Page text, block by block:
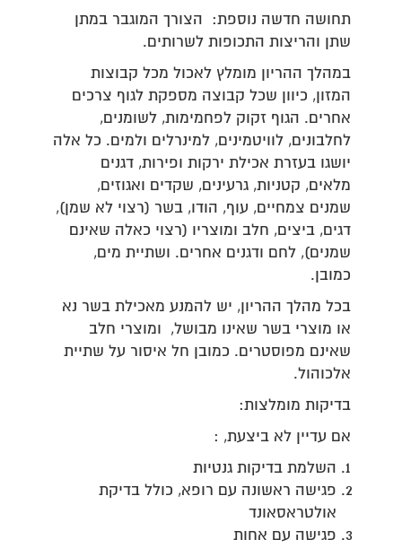
תחושה חדשה נוספת: הצורך המוגבר במתן
שתן והריצות התכופות לשרותים.
במהלך ההריון מומלץ לאכול מכל קבוצות
המזון, כיוון שכל קבוצה מספקת לגוף צרכים
אחרים. הגוף זקוק לפחמימות, לשומנים,
לחלבונים, לוויטמינים, למינרלים ולמים. כל אלה
יושגו בעזרת אכילת ירקות ופירות, דגנים
מלאים, קטניות, גרעינים, שקדים ואגוזים,
שמנים צמחיים, עוף, הודו, בשר (רצוי לא שמן),
דגים, ביצים, חלב ומוצריו (רצוי כאלה שאינם
שמנים), לחם ודגנים אחרים. ושתיית מים,
כמובן.
בכל מהלך ההריון, יש להמנע מאכילת בשר נא
או מוצרי בשר שאינו מבושל, ומוצרי חלב
שאינם מפוסטרים. כמובן חל איסור על שתיית
אלכוהול.
בדיקות מומלצות:
אם עדיין לא ביצעת, :
השלמת בדיקות גנטיות
פגישה ראשונה עם רופא, כולל בדיקת
אולטראסאונד
פגישה עם אחות